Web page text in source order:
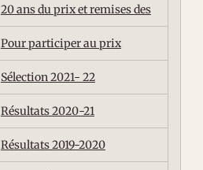
20 ans du prix et remises des
Pour participer au prix
Sélection 2021- 22
Résultats 2020-21
Résultats 2019-2020